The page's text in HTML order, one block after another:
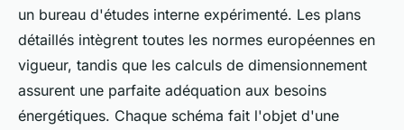
un bureau d'études interne expérimenté. Les plans
détaillés intègrent toutes les normes européennes en
vigueur, tandis que les calculs de dimensionnement
assurent une parfaite adéquation aux besoins
énergétiques. Chaque schéma fait l'objet d'une